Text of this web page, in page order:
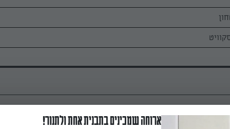
ארוחה שמכינים בתבנית אחת ולתנור!